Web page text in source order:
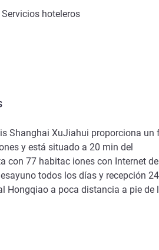
Servicios hoteleros
Shanghai XuJiahui proporciona un
y está situado a 20 min del
con 77 habitac iones con Internet
todos los días y recepción
Hongqiao a poca distancia a pie de